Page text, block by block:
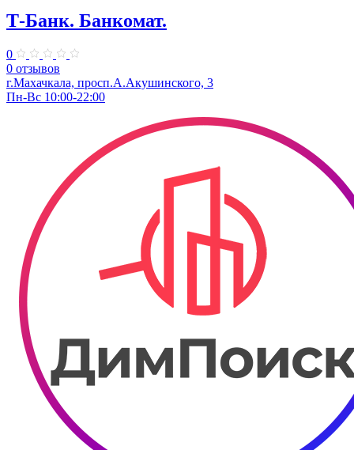
Т-Банк. ​Банкомат.
0
0 отзывов
г.Махачкала, просп.А.Акушинского, 3
Пн-Вс 10:00-22:00